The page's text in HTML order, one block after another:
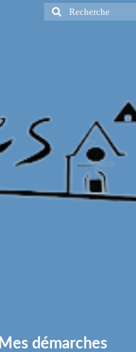
Rechercher
:
Mes démarches